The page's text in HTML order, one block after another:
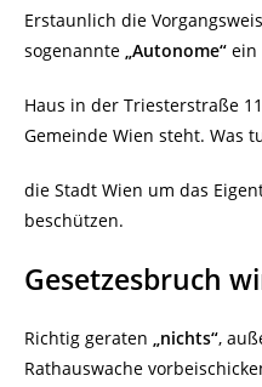
Erstaunlich die
sogenannte „Autonome“ ein
Haus in der Triesterstraße
Gemeinde Wien steht. Was
die Stadt Wien um das
beschützen.
Gesetzesbruch
Richtig geraten „nichts“,
Rathauswache